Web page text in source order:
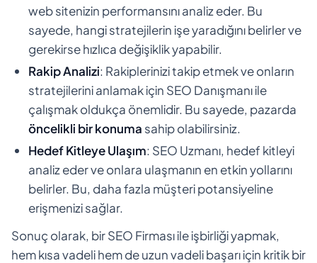
web sitenizin performansını analiz eder. Bu
sayede, hangi stratejilerin işe yaradığını belirler ve
gerekirse hızlıca değişiklik yapabilir.
Rakip Analizi: Rakiplerinizi takip etmek ve onların
stratejilerini anlamak için SEO Danışmanı ile
çalışmak oldukça önemlidir. Bu sayede, pazarda
öncelikli bir konuma sahip olabilirsiniz.
Hedef Kitleye Ulaşım: SEO Uzmanı, hedef kitleyi
analiz eder ve onlara ulaşmanın en etkin yollarını
belirler. Bu, daha fazla müşteri potansiyeline
erişmenizi sağlar.
Sonuç olarak, bir SEO Firması ile işbirliği yapmak,
hem kısa vadeli hem de uzun vadeli başarı için kritik bir